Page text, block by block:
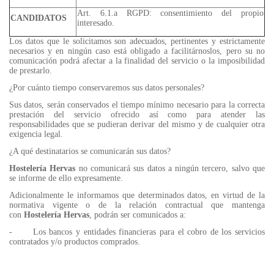
CANDIDATOS
Art. 6.1.a RGPD: consentimiento del propio
interesado.
Los datos que le solicitamos son adecuados, pertinentes y estrictamente
necesarios y en ningún caso está obligado a facilitárnoslos, pero su no
comunicación podrá afectar a la finalidad del servicio o la imposibilidad
de prestarlo.
¿Por cuánto tiempo conservaremos sus datos personales?
Sus datos, serán conservados el tiempo mínimo necesario para la correcta
prestación del servicio ofrecido así como para atender las
responsabilidades que se pudieran derivar del mismo y de cualquier otra
exigencia legal.
¿A qué destinatarios se comunicarán sus datos?
Hostelería Hervas no comunicará sus datos a ningún tercero, salvo que
se informe de ello expresamente.
Adicionalmente le informamos que determinados datos, en virtud de la
normativa vigente o de la relación contractual que mantenga
con Hostelería Hervas , podrán ser comunicados a:
- Los bancos y entidades financieras para el cobro de los servicios
contratados y/o productos comprados.